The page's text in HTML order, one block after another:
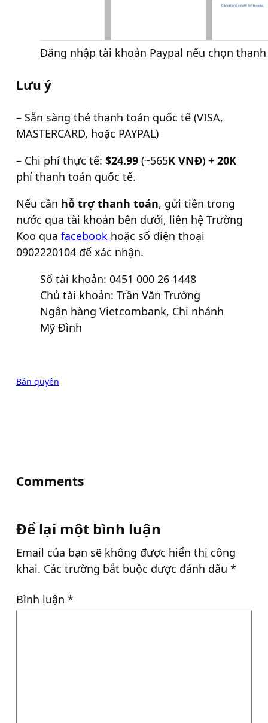
Đăng nhập tài khoản Paypal nếu chọn
Lưu ý
– Sẵn sàng thẻ thanh toán quốc tế (VISA,
MASTERCARD, hoặc PAYPAL)
– Chi phí thực tế: $24.99(~565K VNĐ) + 20K
phí thanh toán quốc tế.
Nếu cần hỗ trợ thanh toán, gửi tiền trong
nước qua tài khoản bên dưới, liên hệ Trường
Koo qua facebook hoặc số điện thoại
0902220104 để xác nhận.
Số tài khoản: 0451 000 26 1448
Chủ tài khoản: Trần Văn Trường
Ngân hàng Vietcombank, Chi nhánh
Mỹ Đình
Bản quyền
Comments
Để lại một bình luận
Email của bạn sẽ không được hiển thị công
khai. Các trường bắt buộc được đánh dấu *
Bình luận *